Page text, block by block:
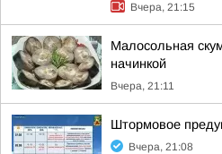
Вчера, 21:15
Малосольная
начинкой
Вчера, 21:11
Штормовое
Вчера, 21:08